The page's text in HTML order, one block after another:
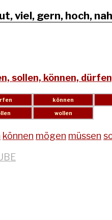
viel, gern, hoch, nah
sollen, können,
können mögen müssen